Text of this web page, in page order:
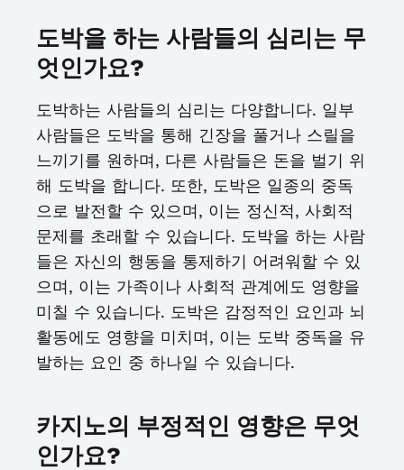
도박을 하는 사람들의 심리는 무
엇인가요?
도박하는 사람들의 심리는 다양합니다. 일부
사람들은 도박을 통해 긴장을 풀거나 스릴을
느끼기를 원하며, 다른 사람들은 돈을 벌기 위
해 도박을 합니다. 또한, 도박은 일종의 중독
으로 발전할 수 있으며, 이는 정신적, 사회적
문제를 초래할 수 있습니다. 도박을 하는 사람
들은 자신의 행동을 통제하기 어려워할 수 있
으며, 이는 가족이나 사회적 관계에도 영향을
미칠 수 있습니다. 도박은 감정적인 요인과 뇌
활동에도 영향을 미치며, 이는 도박 중독을 유
발하는 요인 중 하나일 수 있습니다.
카지노의 부정적인 영향은 무엇
인가요?